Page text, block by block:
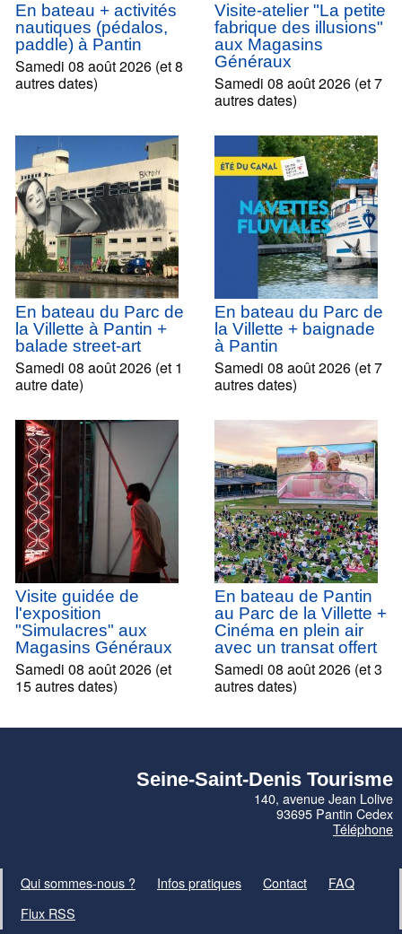
En bateau + activités
nautiques (pédalos,
paddle) à Pantin
Samedi 08 août 2026 (et 8
autres dates)
Visite-atelier "La petite
fabrique des illusions"
aux Magasins
Généraux
Samedi 08 août 2026 (et 7
autres dates)
En bateau du Parc de
la Villette à Pantin +
balade street-art
Samedi 08 août 2026 (et 1
autre date)
En bateau du Parc de
la Villette + baignade
à Pantin
Samedi 08 août 2026 (et 7
autres dates)
Visite guidée de
l'exposition
"Simulacres" aux
Magasins Généraux
Samedi 08 août 2026 (et
15 autres dates)
En bateau de Pantin
au Parc de la Villette +
Cinéma en plein air
avec un transat offert
Samedi 08 août 2026 (et 3
autres dates)
Seine-Saint-Denis Tourisme
140, avenue Jean Lolive
93695 Pantin Cedex
Téléphone
Qui sommes-nous ? Infos pratiques Contact
FAQ
Flux RSS